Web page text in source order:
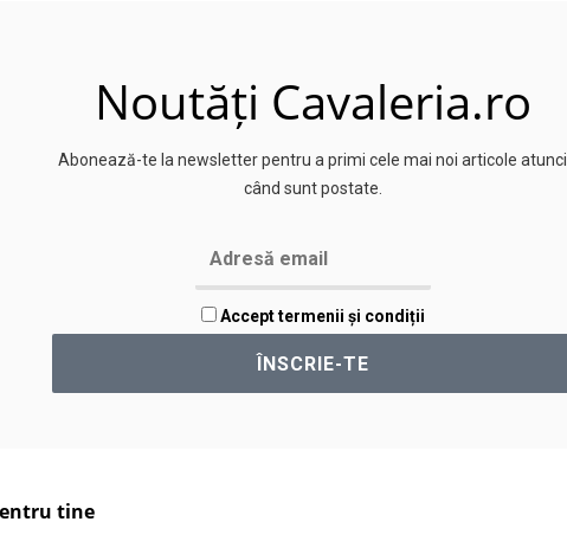
Noutăți Cavaleria.ro
Abonează-te la newsletter pentru a primi cele mai noi articole atunci
când sunt postate.
Accept termenii și condiții
tine